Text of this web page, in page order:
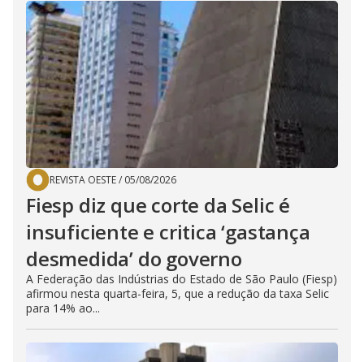
REVISTA OESTE/ 05/08/2026
Fiesp diz que corte da Selic é
insuficiente e critica ‘gastança
desmedida’ do governo
A Federação das Indústrias do Estado de São Paulo (Fiesp)
afirmou nesta quarta-feira, 5, que a redução da taxa Selic
para 14% ao...